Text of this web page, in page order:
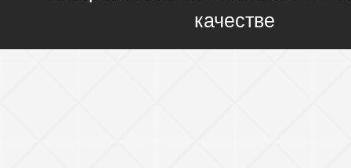
качестве